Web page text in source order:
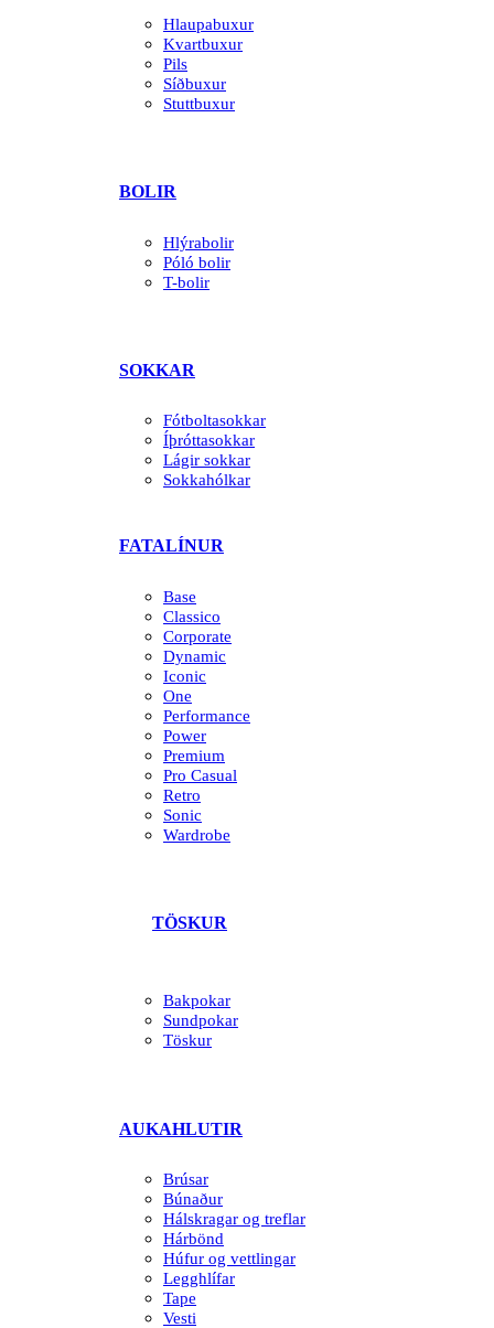
Hlaupabuxur
Kvartbuxur
Pils
Síðbuxur
Stuttbuxur
BOLIR
Hlýrabolir
Póló bolir
T-bolir
SOKKAR
Fótboltasokkar
Íþróttasokkar
Lágir sokkar
Sokkahólkar
FATALÍNUR
Base
Classico
Corporate
Dynamic
Iconic
One
Performance
Power
Premium
Pro Casual
Retro
Sonic
Wardrobe
TÖSKUR
Bakpokar
Sundpokar
Töskur
AUKAHLUTIR
Brúsar
Búnaður
Hálskragar og treflar
Hárbönd
Húfur og vettlingar
Legghlífar
Tape
Vesti